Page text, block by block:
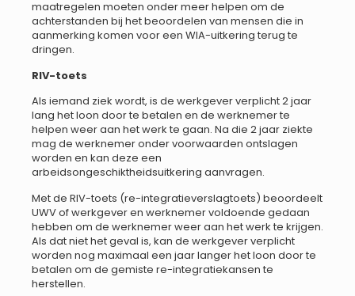
maatregelen moeten onder meer helpen om de
achterstanden bij het beoordelen van mensen die in
aanmerking komen voor een WIA-uitkering terug te
dringen.
RIV-toets
Als iemand ziek wordt, is de werkgever verplicht 2 jaar
lang het loon door te betalen en de werknemer te
helpen weer aan het werk te gaan. Na die 2 jaar ziekte
mag de werknemer onder voorwaarden ontslagen
worden en kan deze een
arbeidsongeschiktheidsuitkering aanvragen.
Met de RIV-toets (re-integratieverslagtoets) beoordeelt
UWV of werkgever en werknemer voldoende gedaan
hebben om de werknemer weer aan het werk te krijgen.
Als dat niet het geval is, kan de werkgever verplicht
worden nog maximaal een jaar langer het loon door te
betalen om de gemiste re-integratiekansen te
herstellen.